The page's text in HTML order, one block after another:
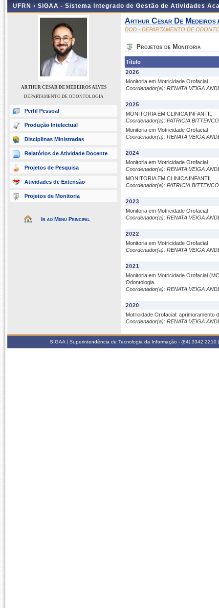
UFRN › SIGAA - Sistema Integrado de Gestão de Atividades
ARTHUR CESAR DE MEDEIROS ALVES
DEPARTAMENTO DE ODONTOLOGIA
Perfil Pessoal
Produção Intelectual
Disciplinas Ministradas
Relatórios de Atividade Docente
Projetos de Pesquisa
Atividades de Extensão
Projetos de Monitoria
Ir ao Menu Principal
Arthur Cesar De Medeiros
DOD - DEPARTAMENTO DE
Projetos de Monitoria
Título
2026
Monitoria em Motricidade Orofacial
Coordenador(a): RENATA VEIGA
2025
MONITORIA EM CLINICA INFANTIL
Coordenador(a): PATRICIA
Monitoria em Motricidade Orofacial
Coordenador(a): RENATA VEIGA
2024
Monitoria em Motricidade Orofacial
Coordenador(a): RENATA VEIGA
MONITORIA EM CLINICA INFANTIL
Coordenador(a): PATRICIA
2023
Monitoria em Motricidade Orofacial
Coordenador(a): RENATA VEIGA
2022
Monitoria em Motricidade Orofacial
Coordenador(a): RENATA VEIGA
2021
Monitoria em Motricidade Orofacial
Odontologia.
Coordenador(a): RENATA VEIGA
2020
Motricidade Orofacial: aprimoramento
Coordenador(a): RENATA VEIGA
SIGAA | Superintendência de Tecnologia da Informação - (84) 3342